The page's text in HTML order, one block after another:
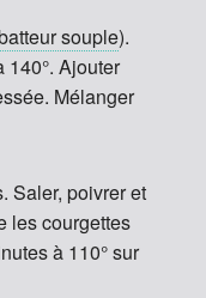
souple).
140°. Ajouter
Mélanger
Saler, poivrer et
les courgettes
à 110° sur